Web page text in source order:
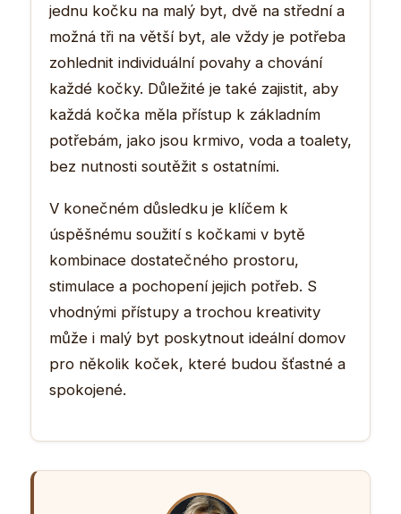
jednu kočku na malý byt, dvě na střední a
možná tři na větší byt, ale vždy je potřeba
zohlednit individuální povahy a chování
každé kočky. Důležité je také zajistit, aby
každá kočka měla přístup k základním
potřebám, jako jsou krmivo, voda a toalety,
bez nutnosti soutěžit s ostatními.
V konečném důsledku je klíčem k
úspěšnému soužití s kočkami v bytě
kombinace dostatečného prostoru,
stimulace a pochopení jejich potřeb. S
vhodnými přístupy a trochou kreativity
může i malý byt poskytnout ideální domov
pro několik koček, které budou šťastné a
spokojené.